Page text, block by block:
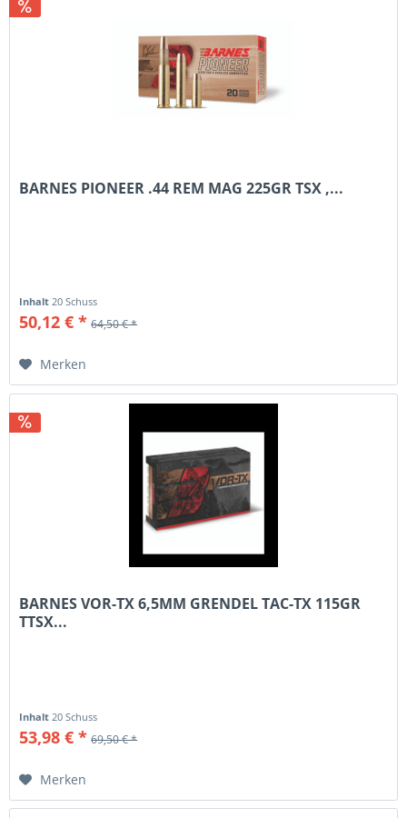
BARNES PIONEER .44 REM MAG 225GR TSX ,...
Inhalt 20 Schuss
50,12 € * 64,50 € *
Merken
BARNES VOR-TX 6,5MM GRENDEL TAC-TX 115GR
TTSX...
Inhalt 20 Schuss
53,98 € * 69,50 € *
Merken